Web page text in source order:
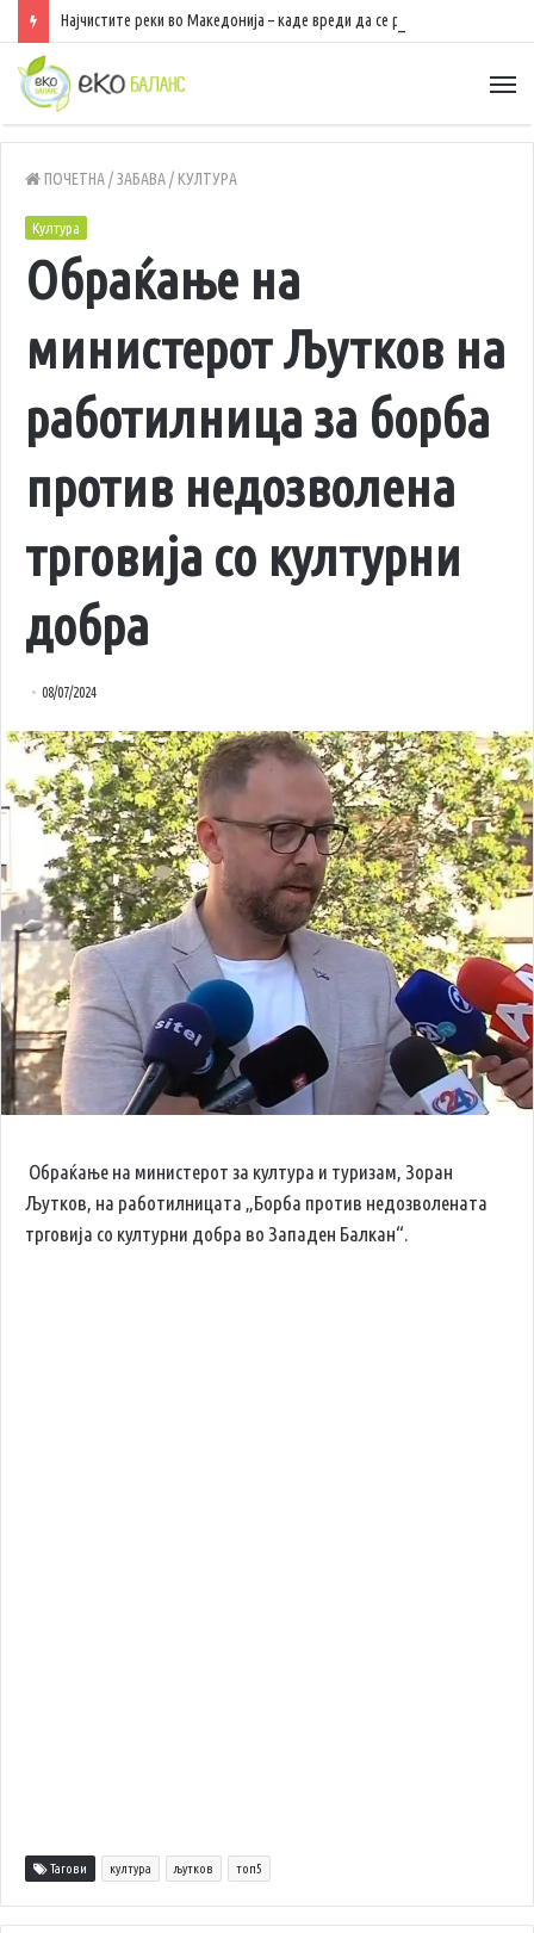
ПОЧЕТНА/ЗАБАВА/ КУЛТУРА
Култура
Обраќање на
министерот Љутков на
работилница за борба
против недозволена
трговија со културни
добра
08/07/2024
Обраќање на министерот за култура и туризам, Зоран
Љутков, на работилницата „Борба против недозволената
трговија со културни добра во Западен Балкан“.
Тагови култура љутков топ5